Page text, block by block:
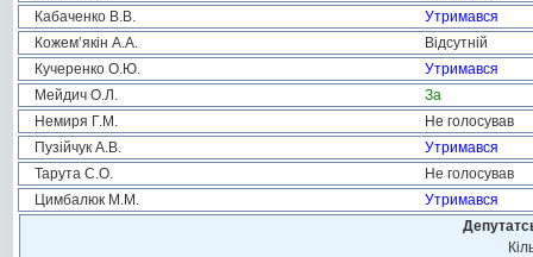
Кабаченко В.В.
Утримався
Кожем’якін А.А.
Відсутній
Кучеренко О.Ю.
Утримався
Мейдич О.Л.
За
Немиря Г.М.
Не голосував
Пузійчук А.В.
Утримався
Тарута С.О.
Не голосував
Цимбалюк М.М.
Утримався